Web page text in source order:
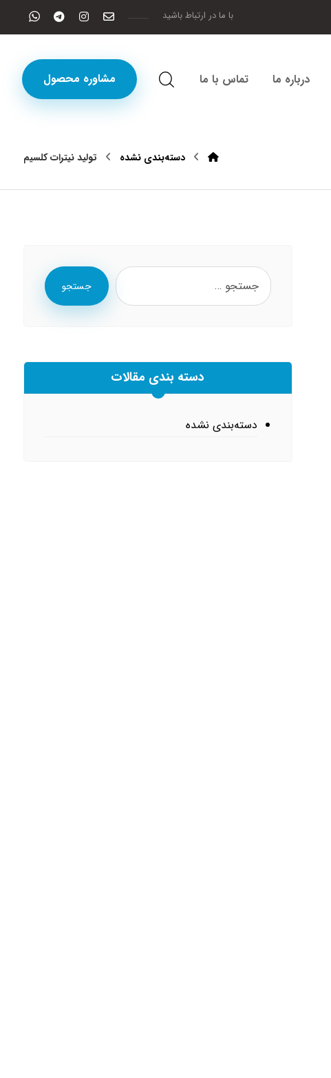
با ما در ارتباط باشید
مشاوره محصول درباره ما تماس با ما
دسته‌بندی نشده تولید نیترات کلسیم
جستجو
دسته بندی مقالات
دسته‌بندی نشده